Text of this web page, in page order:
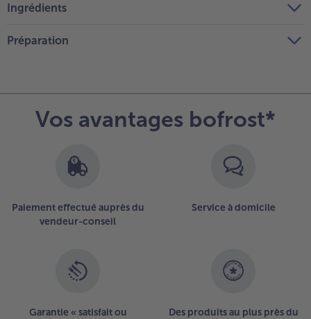
Ingrédients
Préparation
Vos avantages bofrost*
Paiement effectué auprès du
vendeur-conseil
Service à domicile
Garantie « satisfait ou
Des produits au plus près du